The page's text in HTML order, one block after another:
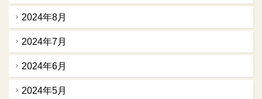
2024年8月
2024年7月
2024年6月
2024年5月